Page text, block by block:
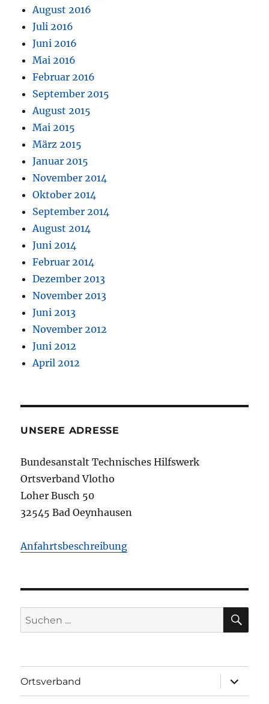
August 2016
Juli 2016
Juni 2016
Mai 2016
Februar 2016
September 2015
August 2015
Mai 2015
März 2015
Januar 2015
November 2014
Oktober 2014
September 2014
August 2014
Juni 2014
Februar 2014
Dezember 2013
November 2013
Juni 2013
November 2012
Juni 2012
April 2012
UNSERE ADRESSE
Bundesanstalt Technisches Hilfswerk
Ortsverband Vlotho
Loher Busch 50
32545 Bad Oeynhausen
Anfahrtsbeschreibung
Suchen
nach:
Ortsverband
öffnen